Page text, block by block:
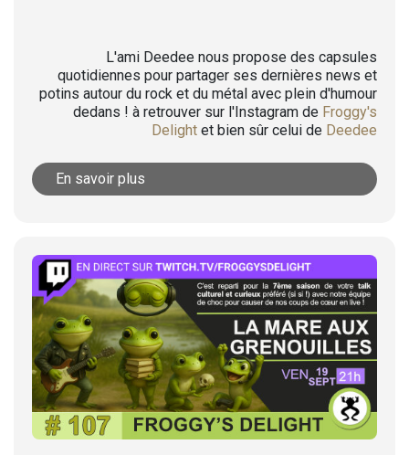
L'ami Deedee nous propose des capsules
quotidiennes pour partager ses dernières news et
potins autour du rock et du métal avec plein d'humour
dedans ! à retrouver sur l'Instagram de Froggy's
Delight et bien sûr celui de Deedee
En savoir plus